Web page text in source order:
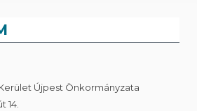
Újpest Önkormányzata
14.